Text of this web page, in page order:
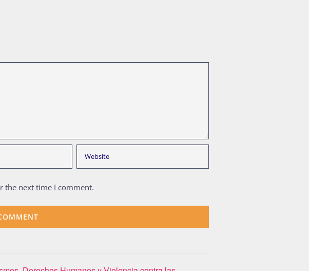
the next time I comment.